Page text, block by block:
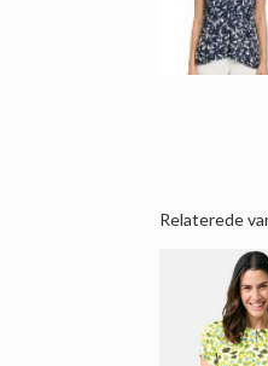
Relaterede